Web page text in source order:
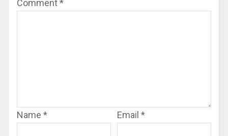
Comment*
Name * Email *